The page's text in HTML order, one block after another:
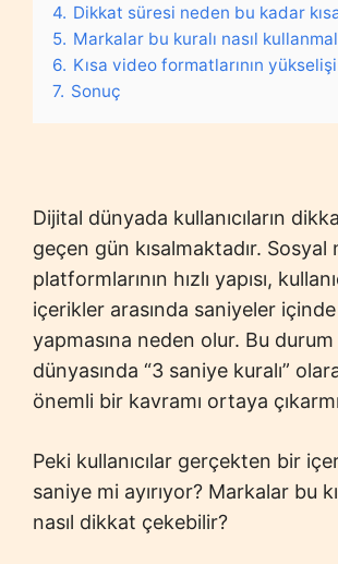
4. Dikkat süresi neden bu kadar
5. Markalar bu kuralı nasıl
6. Kısa video formatlarının yükselişi
7. Sonuç
Dijital dünyada kullanıcıların
geçen gün kısalmaktadır. Sosyal
platformlarının hızlı yapısı,
içerikler arasında saniyeler
yapmasına neden olur. Bu
dünyasında “3 saniye kuralı”
önemli bir kavramı ortaya
Peki kullanıcılar gerçekten bir
saniye mi ayırıyor? Markalar bu
nasıl dikkat çekebilir?